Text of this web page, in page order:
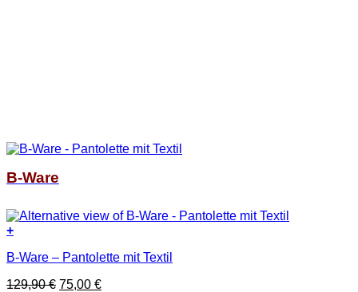
B-Ware
+
Produkt
mehrere
B-Ware – Pantolette mit Textil
129,90€ Ursprünglicher
75,00 €Aktueller